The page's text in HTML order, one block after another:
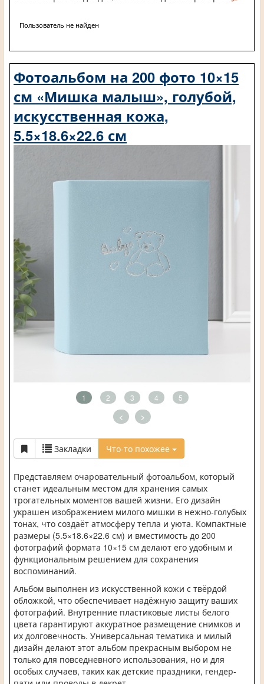
Пользователь не найден
Фотоальбом на 200 фото 10×15
см «Мишка малыш», голубой,
искусственная кожа,
5.5×18.6×22.6 см
1 2 3 4 5
< >
Закладки Что-то похожее
Представляем очаровательный фотоальбом, который
станет идеальным местом для хранения самых
трогательных моментов вашей жизни. Его дизайн
украшен изображением милого мишки в нежно-голубых
тонах, что создаёт атмосферу тепла и уюта. Компактные
размеры (5.5×18.6×22.6 см) и вместимость до 200
фотографий формата 10×15 см делают его удобным и
функциональным решением для сохранения
воспоминаний.
Альбом выполнен из искусственной кожи с твёрдой
обложкой, что обеспечивает надёжную защиту ваших
фотографий. Внутренние пластиковые листы белого
цвета гарантируют аккуратное размещение снимков и
их долговечность. Универсальная тематика и милый
дизайн делают этот альбом прекрасным выбором не
только для повседневного использования, но и для
особых случаев, таких как детские праздники, гендер-